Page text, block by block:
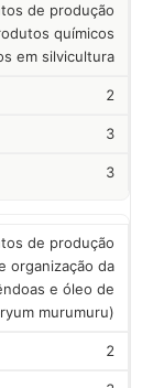
de produção
químicos
em silvicultura
2
3
3
de produção
organização da
e óleo de
murumuru)
2